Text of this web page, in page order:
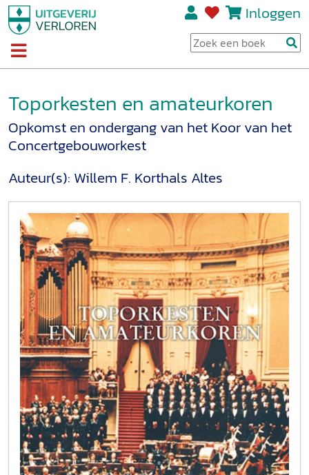
Inloggen
Toporkesten en amateurkoren
Opkomst en ondergang van het Koor van het
Concertgebouworkest
Auteur(s): Willem F. Korthals Altes